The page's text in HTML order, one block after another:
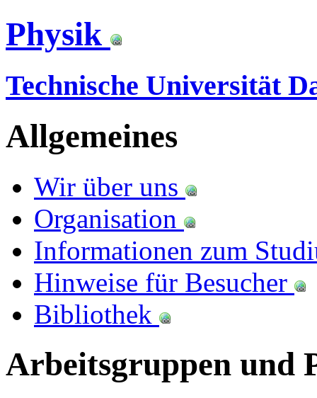
Physik
Technische Universität
Allgemeines
Wir über uns
Organisation
Informationen zum
Hinweise für Besucher
Bibliothek
Arbeitsgruppen und